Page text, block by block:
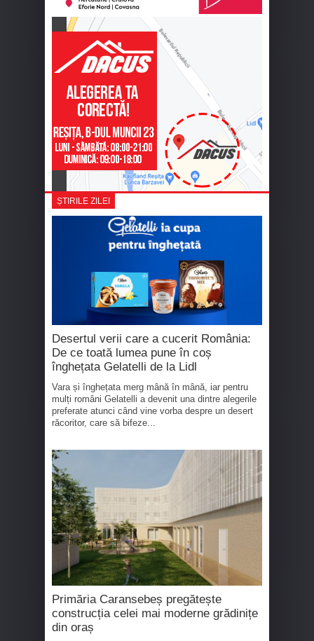
ȘTIRILE ZILEI
Desertul verii care a cucerit România:
De ce toată lumea pune în coș
înghețata Gelatelli de la Lidl
Vara și înghețata merg mână în mână, iar pentru
mulți români Gelatelli a devenit una dintre alegerile
preferate atunci când vine vorba despre un desert
răcoritor, care să bifeze...
Primăria Caransebeș pregătește
construcția celei mai moderne grădinițe
din oraș